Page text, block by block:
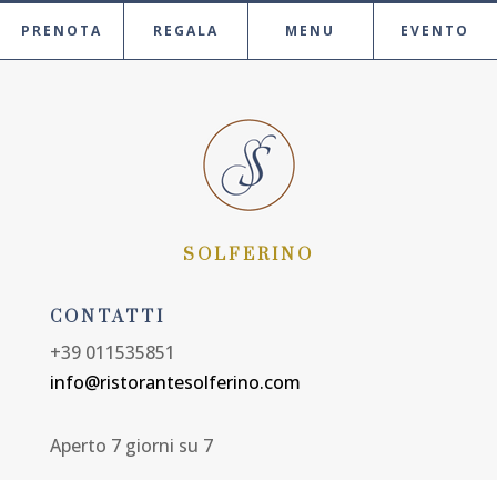
PRENOTA REGALA MENU EVENTO
SOLFERINO
CONTATTI
+39 011535851
info@ristorantesolferino.com
Aperto 7 giorni su 7